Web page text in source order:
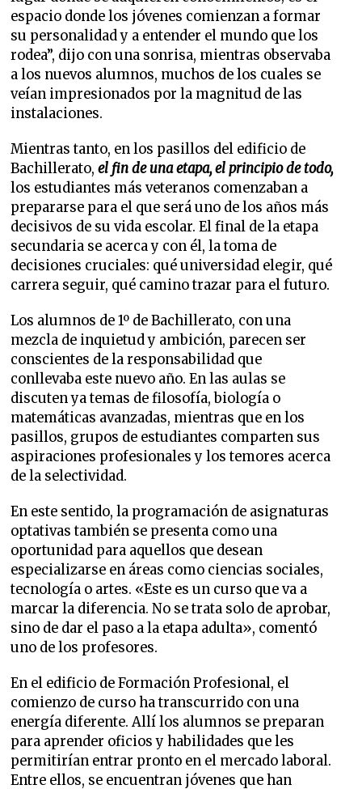
espacio donde los jóvenes comienzan a formar
su personalidad y a entender el mundo que los
rodea”, dijo con una sonrisa, mientras observaba
a los nuevos alumnos, muchos de los cuales se
veían impresionados por la magnitud de las
instalaciones.
Mientras tanto, en los pasillos del edificio de
Bachillerato,el fin de una etapa, el principio de todo,
los estudiantes más veteranos comenzaban a
prepararse para el que será uno de los años más
decisivos de su vida escolar. El final de la etapa
secundaria se acerca y con él, la toma de
decisiones cruciales: qué universidad elegir, qué
carrera seguir, qué camino trazar para el futuro.
Los alumnos de 1º de Bachillerato, con una
mezcla de inquietud y ambición, parecen ser
conscientes de la responsabilidad que
conllevaba este nuevo año. En las aulas se
discuten ya temas de filosofía, biología o
matemáticas avanzadas, mientras que en los
pasillos, grupos de estudiantes comparten sus
aspiraciones profesionales y los temores acerca
de la selectividad.
En este sentido, la programación de asignaturas
optativas también se presenta como una
oportunidad para aquellos que desean
especializarse en áreas como ciencias sociales,
tecnología o artes. «Este es un curso que va a
marcar la diferencia. No se trata solo de aprobar,
sino de dar el paso a la etapa adulta», comentó
uno de los profesores.
En el edificio de Formación Profesional, el
comienzo de curso ha transcurrido con una
energía diferente. Allí los alumnos se preparan
para aprender oficios y habilidades que les
permitirían entrar pronto en el mercado laboral.
Entre ellos, se encuentran jóvenes que han